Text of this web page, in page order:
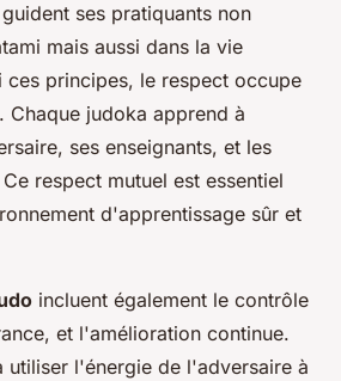
ses pratiquants non
mais aussi dans la vie
ces principes, le respect occupe
Chaque judoka apprend à
ses enseignants, et les
respect mutuel est essentiel
d'apprentissage sûr et
incluent également le contrôle
et l'amélioration continue.
utiliser l'énergie de l'adversaire à